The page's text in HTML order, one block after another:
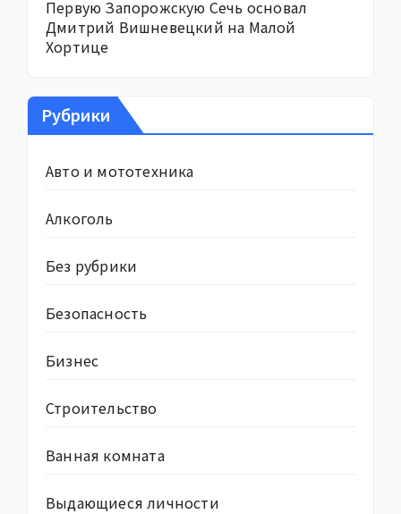
Первую Запорожскую Сечь основал
Дмитрий Вишневецкий на Малой
Хортице
Рубрики
Авто и мототехника
Алкоголь
Без рубрики
Безопасность
Бизнес
Строительство
Ванная комната
Выдающиеся личности